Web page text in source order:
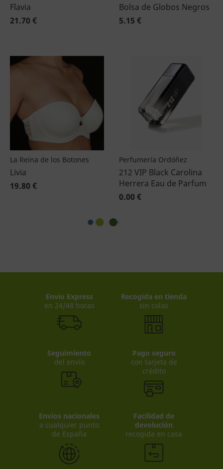
Flavia
21.70 €
Bolsa de Globos Negros
5.15 €
La Reina de los Botones
Livia
19.80 €
Perfumería Ordóñez
212 VIP Black Carolina
Herrera Eau de Parfum
0.00 €
Envio Express
en 24/48 horas
Recogida en tienda
sin colas
Seguimiento
del envío
Pago seguro
con tarjeta de
crédito
Envíos nacionales
a cualquier punto
de España
Facilidad de
devolución
recogida en casa